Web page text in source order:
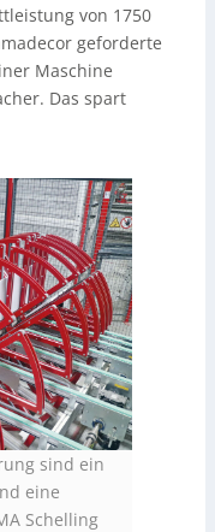
von 1750
geforderte
Maschine
Das spart
sind ein
eine
Schelling